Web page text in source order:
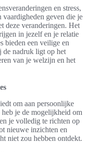
en stress,
vaardigheden geven die je
deze veranderingen. Het
in jezelf en je relatie
bieden een veilige en
de nadruk ligt op het
van je welzijn en het
om aan persoonlijke
je de mogelijkheid om
je volledig te richten op
nieuwe inzichten en
niet zou hebben ontdekt.